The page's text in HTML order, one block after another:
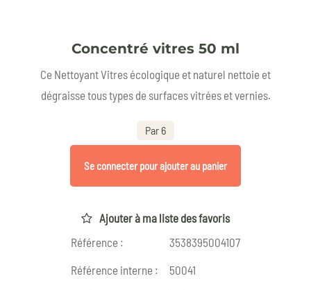
Concentré vitres 50 ml
Ce Nettoyant Vitres écologique et naturel nettoie et
dégraisse tous types de surfaces vitrées et vernies.
Par 6
Se connecter pour ajouter au panier
Ajouter à ma liste des favoris
Référence :
3538395004107
Référence interne :
50041